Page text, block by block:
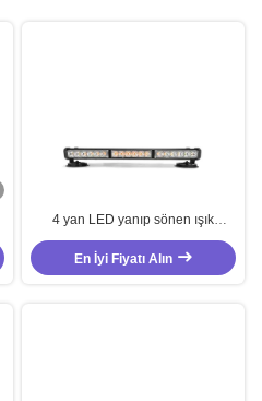
4 yan LED yanıp sönen ışık
çubuğu Amber COB LED Strobe
Light Bar 36W
En İyi Fiyatı Alın